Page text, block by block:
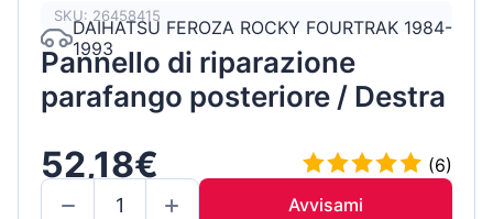
SKU: 26458415
DAIHATSU FEROZA ROCKY FOURTRAK 1984-
1993
Pannello di riparazione
parafango posteriore / Destra
52,18€
(6)
Avvisami